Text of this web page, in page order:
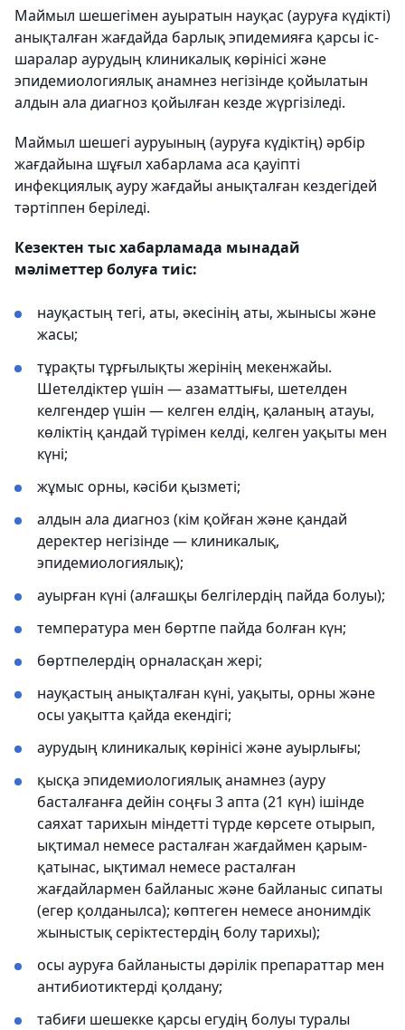
Маймыл шешегімен ауыратын науқас (ауруға күдікті)
анықталған жағдайда барлық эпидемияға қарсы іс-
шаралар аурудың клиникалық көрінісі және
эпидемиологиялық анамнез негізінде қойылатын
алдын ала диагноз қойылған кезде жүргізіледі.
Маймыл шешегі ауруының (ауруға күдіктің) әрбір
жағдайына шұғыл хабарлама аса қауіпті
инфекциялық ауру жағдайы анықталған кездегідей
тәртіппен беріледі.
Кезектен тыс хабарламада мынадай
мәліметтер болуға тиіс:
науқастың тегі, аты, әкесінің аты, жынысы және
жасы;
тұрақты тұрғылықты жерінің мекенжайы.
Шетелдіктер үшін — азаматтығы, шетелден
келгендер үшін — келген елдің, қаланың атауы,
көліктің қандай түрімен келді, келген уақыты мен
күні;
жұмыс орны, кәсіби қызметі;
алдын ала диагноз (кім қойған және қандай
деректер негізінде — клиникалық,
эпидемиологиялық);
ауырған күні (алғашқы белгілердің пайда болуы);
температура мен бөртпе пайда болған күн;
бөртпелердің орналасқан жері;
науқастың анықталған күні, уақыты, орны және
осы уақытта қайда екендігі;
аурудың клиникалық көрінісі және ауырлығы;
қысқа эпидемиологиялық анамнез (ауру
басталғанға дейін соңғы 3 апта (21 күн) ішінде
саяхат тарихын міндетті түрде көрсете отырып,
ықтимал немесе расталған жағдаймен қарым-
қатынас, ықтимал немесе расталған
жағдайлармен байланыс және байланыс сипаты
(егер қолданылса); көптеген немесе анонимдік
жыныстық серіктестердің болу тарихы);
осы ауруға байланысты дәрілік препараттар мен
антибиотиктерді қолдану;
табиғи шешекке қарсы егудің болуы туралы